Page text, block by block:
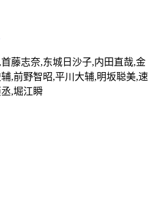
藤志奈,东城日沙子,内田直哉,金
,前野智昭,平川大辅,明坂聪美,速
,堀江瞬